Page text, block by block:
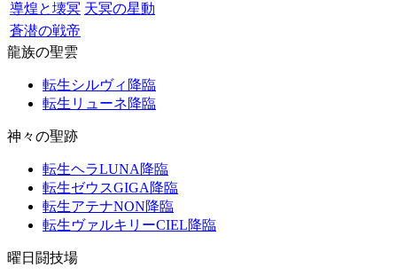
導煌と壊冥 天冥の星動
蒼潜の戦帝
龍族の聖雲
転生シルヴィ降臨
転生リューネ降臨
神々の聖跡
転生ヘラLUNA降臨
転生ゼウスGIGA降臨
転生アテナNON降臨
転生ヴァルキリーCIEL降臨
曜日闘技場